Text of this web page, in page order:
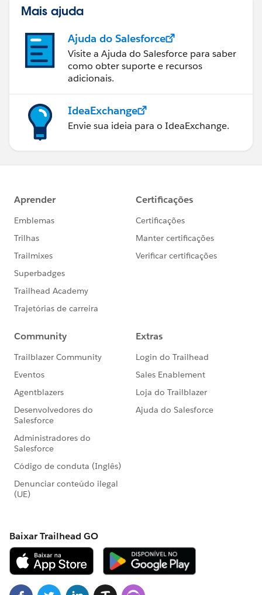
Mais ajuda
Ajuda do Salesforce
Visite a Ajuda do Salesforce para saber
como obter suporte e recursos
adicionais.
IdeaExchange
Envie sua ideia para o IdeaExchange.